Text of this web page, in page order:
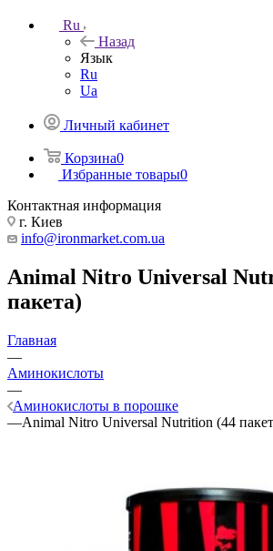
Ru
Назад
Язык
Ru
Ua
Личный кабинет
Корзина0
Избранные товары0
Контактная информация
г. Киев
info@ironmarket.com.ua
Animal Nitro Universal
пакета)
Главная
—
Аминокислоты
—
Аминокислоты в порошке
—Animal Nitro Universal Nutrition (44